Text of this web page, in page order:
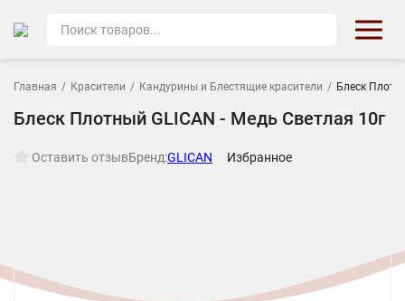
Главная / Красители / Кандурины и Блестящие красители / Блеск
Блеск Плотный GLICAN - Медь Светлая 10г
Оставить отзывБренд:GLICAN Избранное